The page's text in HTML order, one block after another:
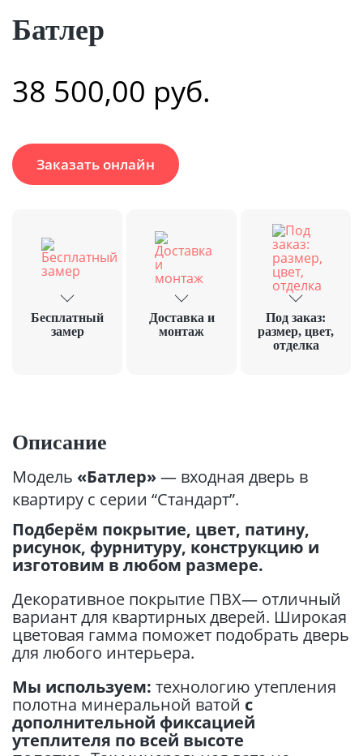
Батлер
38 500,00 руб.
Заказать онлайн
Бесплатный
замер
Доставка и
монтаж
Под заказ:
размер, цвет,
отделка
Описание
Модель «Батлер»— входная дверь в
квартиру с серии “Стандарт”.
Подберём покрытие, цвет, патину,
рисунок, фурнитуру, конструкцию и
изготовим в любом размере.
Декоративное покрытие ПВХ— отличный
вариант для квартирных дверей. Широкая
цветовая гамма поможет подобрать дверь
для любого интерьера.
Мы используем: технологию утепления
полотна минеральной ватой с
дополнительной фиксацией
утеплителя по всей высоте